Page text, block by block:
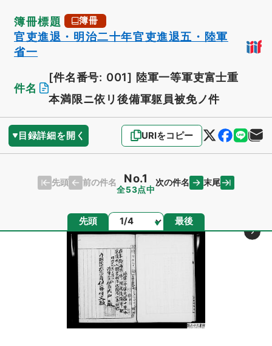
簿冊標題 簿冊
官吏進退・明治二十年官吏進退五・陸軍
省一
件名
[件名番号: 001] 陸軍一等軍吏富士重
本満限ニ依リ後備軍躯員被免ノ件
目録詳細を開く URIをコピー
先頭 前の件名 No.1
全53点中
次の件名 末尾
先頭 ページ 最後